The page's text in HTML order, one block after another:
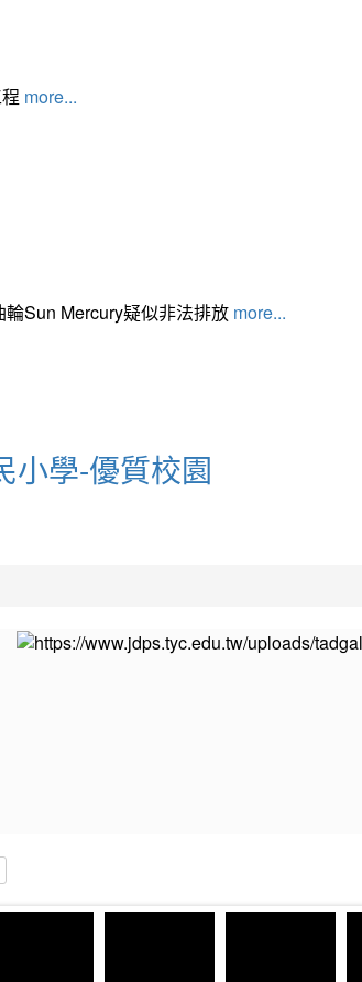
more...
Sun Mercury疑似非法排放 more...
小學-優質校園